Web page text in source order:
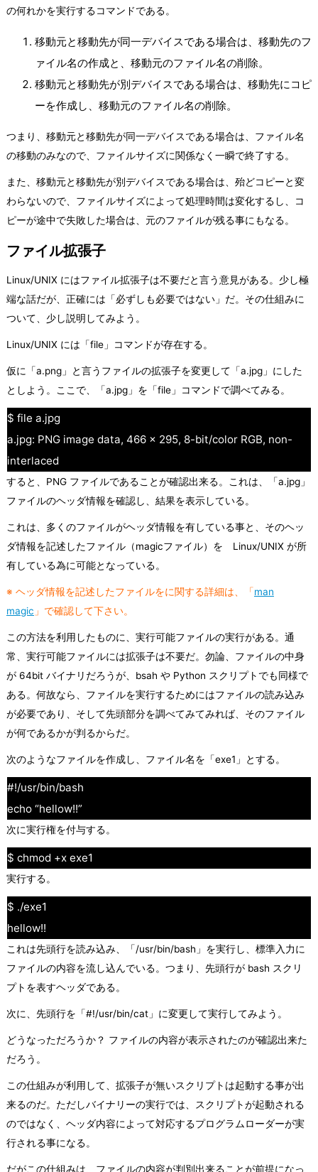
の何れかを実行するコマンドである。
移動元と移動先が同一デバイスである場合は、移動先のフ
ァイル名の作成と、移動元のファイル名の削除。
移動元と移動先が別デバイスである場合は、移動先にコピ
ーを作成し、移動元のファイル名の削除。
つまり、移動元と移動先が同一デバイスである場合は、ファイル名
の移動のみなので、ファイルサイズに関係なく一瞬で終了する。
また、移動元と移動先が別デバイスである場合は、殆どコピーと変
わらないので、ファイルサイズによって処理時間は変化するし、コ
ピーが途中で失敗した場合は、元のファイルが残る事にもなる。
ファイル拡張子
Linux/UNIX にはファイル拡張子は不要だと言う意見がある。少し極
端な話だが、正確には「必ずしも必要ではない」だ。その仕組みに
ついて、少し説明してみよう。
Linux/UNIX には「file」コマンドが存在する。
仮に「a.png」と言うファイルの拡張子を変更して「a.jpg」にした
としよう。ここで、「a.jpg」を「file」コマンドで調べてみる。
$ file a.jpg
a.jpg: PNG image data, 466 x 295, 8-bit/color RGB, non-
interlaced
すると、PNG ファイルであることが確認出来る。これは、「a.jpg」
ファイルのヘッダ情報を確認し、結果を表示している。
これは、多くのファイルがヘッダ情報を有している事と、そのヘッ
ダ情報を記述したファイル（magicファイル）を Linux/UNIX が所
有している為に可能となっている。
※ ヘッダ情報を記述したファイルをに関する詳細は、「man
magic 」で確認して下さい。
この方法を利用したものに、実行可能ファイルの実行がある。通
常、実行可能ファイルには拡張子は不要だ。勿論、ファイルの中身
が 64bit バイナリだろうが、bsah や Python スクリプトでも同様で
ある。何故なら、ファイルを実行するためにはファイルの読み込み
が必要であり、そして先頭部分を調べてみてみれば、そのファイル
が何であるかが判るからだ。
次のようなファイルを作成し、ファイル名を「exe1」とする。
#!/usr/bin/bash
echo “hellow!!”
次に実行権を付与する。
$ chmod +x exe1
実行する。
$ ./exe1
hellow!!
これは先頭行を読み込み、「/usr/bin/bash」を実行し、標準入力に
ファイルの内容を流し込んでいる。つまり、先頭行が bash スクリ
プトを表すヘッダである。
次に、先頭行を「#!/usr/bin/cat」に変更して実行してみよう。
どうなっただろうか？ ファイルの内容が表示されたのが確認出来た
だろう。
この仕組みが利用して、拡張子が無いスクリプトは起動する事が出
来るのだ。ただしバイナリーの実行では、スクリプトが起動される
のではなく、ヘッダ内容によって対応するプログラムローダーが実
行される事になる。
だがこの仕組みは、ファイルの内容が判別出来ることが前提になっ